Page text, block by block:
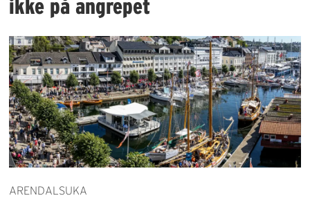
ikke på angrepet
ARENDALSUKA